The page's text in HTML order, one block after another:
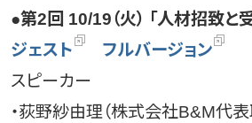
●第2回 10/19（火） 「人材招致と
ジェスト
フルバージョン
スピーカー
・荻野紗由理（株式会社B&M代